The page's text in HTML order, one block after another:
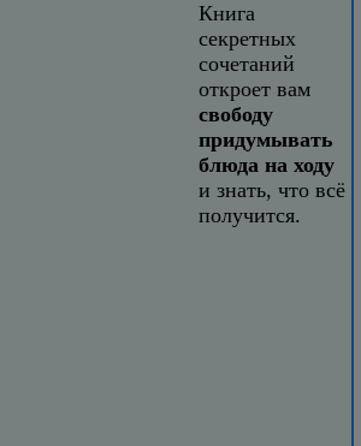
Книга
секретных
сочетаний
откроет вам
свободу
придумывать
блюда на ходу
и знать, что всё
получится.